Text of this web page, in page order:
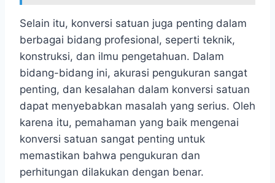
Selain itu, konversi satuan juga penting dalam
berbagai bidang profesional, seperti teknik,
konstruksi, dan ilmu pengetahuan. Dalam
bidang-bidang ini, akurasi pengukuran sangat
penting, dan kesalahan dalam konversi satuan
dapat menyebabkan masalah yang serius. Oleh
karena itu, pemahaman yang baik mengenai
konversi satuan sangat penting untuk
memastikan bahwa pengukuran dan
perhitungan dilakukan dengan benar.